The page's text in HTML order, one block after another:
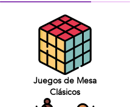
Juegos de Mesa
Clásicos